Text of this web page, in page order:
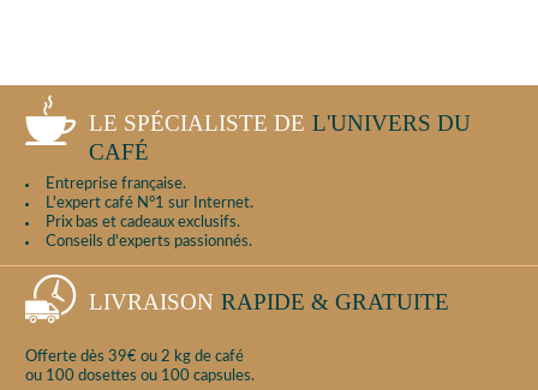
LE SPÉCIALISTE DE L'UNIVERS DU
CAFÉ
Entreprise française.
L'expert café N°1 sur Internet.
Prix bas et cadeaux exclusifs.
Conseils d'experts passionnés.
LIVRAISON RAPIDE & GRATUITE
Offerte dès 39€ ou 2 kg de café
ou 100 dosettes ou 100 capsules.